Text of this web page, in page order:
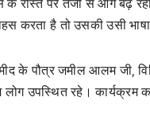
है तो उसकी उसी भाषा
के पौत्र जमील आलम जी,
उपस्थित रहे। कार्यक्रम